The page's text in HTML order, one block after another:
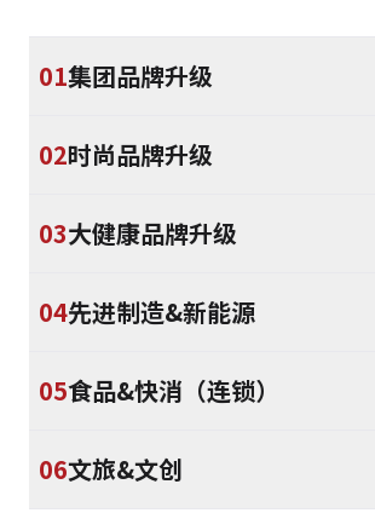
01集团品牌升级
02时尚品牌升级
03大健康品牌升级
04先进制造&新能源
05食品&快消（连锁）
06文旅&文创